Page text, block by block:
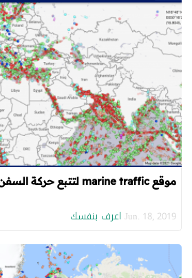
موقع marine traffic لتتبع حركة السفن حول العالم
Jun. 18, 2019 اعرف بنفسك